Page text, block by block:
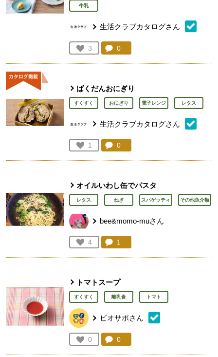
牛乳
生活クラブカタログさん
お気に入り登録：
3
人が登録
コメント：
0
ばくだんおにぎり
すくすく おにぎり 電子レンジ レタス
生活クラブカタログさん
お気に入り登録：
1
人が登録
コメント：
0
オイルいわし缶でパスタ
レタス ねぎ スパゲッティ その他魚介類
bee&momo-muさん
お気に入り登録：
4
人が登録
コメント：
1
トマトスープ
すくすく 離乳食 トマト
ビオサポさん
お気に入り登録：
0
人が登録
コメント：
0